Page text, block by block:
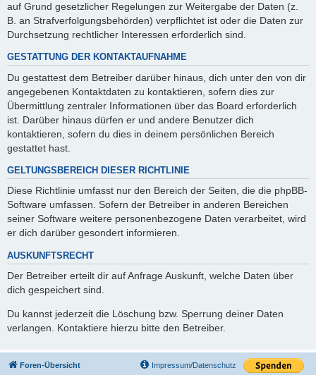
auf Grund gesetzlicher Regelungen zur Weitergabe der Daten (z.
B. an Strafverfolgungsbehörden) verpflichtet ist oder die Daten zur
Durchsetzung rechtlicher Interessen erforderlich sind.
GESTATTUNG DER KONTAKTAUFNAHME
Du gestattest dem Betreiber darüber hinaus, dich unter den von dir
angegebenen Kontaktdaten zu kontaktieren, sofern dies zur
Übermittlung zentraler Informationen über das Board erforderlich
ist. Darüber hinaus dürfen er und andere Benutzer dich
kontaktieren, sofern du dies in deinem persönlichen Bereich
gestattet hast.
GELTUNGSBEREICH DIESER RICHTLINIE
Diese Richtlinie umfasst nur den Bereich der Seiten, die die phpBB-
Software umfassen. Sofern der Betreiber in anderen Bereichen
seiner Software weitere personenbezogene Daten verarbeitet, wird
er dich darüber gesondert informieren.
AUSKUNFTSRECHT
Der Betreiber erteilt dir auf Anfrage Auskunft, welche Daten über
dich gespeichert sind.
Du kannst jederzeit die Löschung bzw. Sperrung deiner Daten
verlangen. Kontaktiere hierzu bitte den Betreiber.
Foren-Übersicht Impressum/Datenschutz